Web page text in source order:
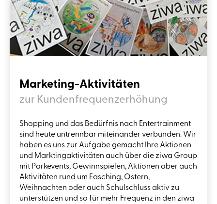
Marketing-Aktivitäten
zur Kundenfrequenzerhöhung
Shopping und das Bedürfnis nach Entertrainment
sind heute untrennbar miteinander verbunden. Wir
haben es uns zur Aufgabe gemacht Ihre Aktionen
und Marktingaktivitäten auch über die ziwa Group
mit Parkevents, Gewinnspielen, Aktionen aber auch
Aktivitäten rund um Fasching, Ostern,
Weihnachten oder auch Schulschluss aktiv zu
unterstützen und so für mehr Frequenz in den ziwa